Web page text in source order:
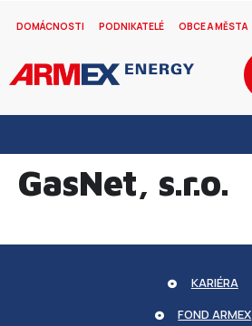
DOMÁCNOSTI PODNIKATELÉ OBCE A MĚSTA
GasNet, s.r.o.
KARIÉRA
FOND ARMEX